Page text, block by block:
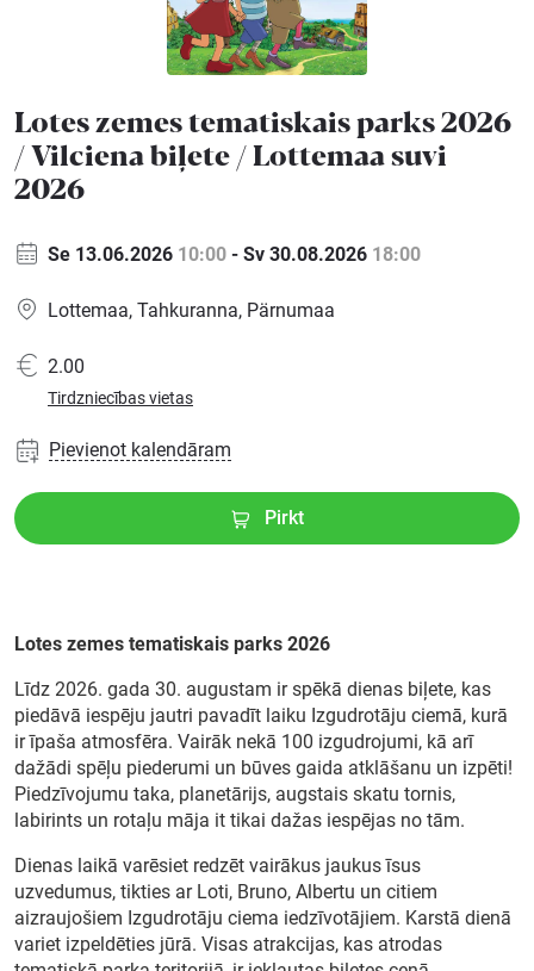
Festivāls
Semināri
Dāvanu
Izvēlēties
periodu
Lotes zemes tematiskais parks 2026
/ Vilciena biļete / Lottemaa suvi
2026
Se 13.06.2026 10:00 - Sv 30.08.2026 18:00
Lottemaa, Tahkuranna, Pärnumaa
2.00
Tirdzniecības vietas
Pievienot kalendāram
Pirkt
Lotes zemes tematiskais parks 2026
Līdz 2026. gada 30. augustam ir spēkā dienas biļete, kas
piedāvā iespēju jautri pavadīt laiku Izgudrotāju ciemā, kurā
ir īpaša atmosfēra. Vairāk nekā 100 izgudrojumi, kā arī
dažādi spēļu piederumi un būves gaida atklāšanu un izpēti!
Piedzīvojumu taka, planetārijs, augstais skatu tornis,
labirints un rotaļu māja it tikai dažas iespējas no tām.
Dienas laikā varēsiet redzēt vairākus jaukus īsus
uzvedumus, tikties ar Loti, Bruno, Albertu un citiem
aizraujošiem Izgudrotāju ciema iedzīvotājiem. Karstā dienā
variet izpeldēties jūrā. Visas atrakcijas, kas atrodas